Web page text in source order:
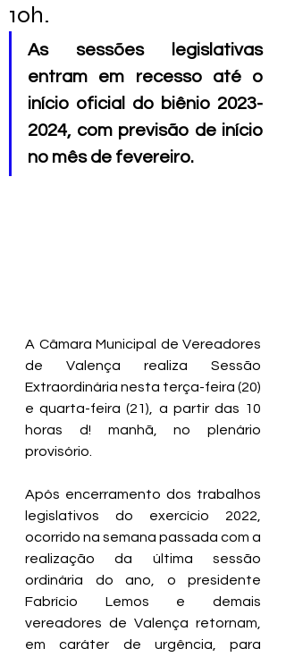
10h.
As sessões legislativas
entram em recesso até o
início oficial do biênio 2023-
2024, com previsão de início
no mês de fevereiro.
A Câmara Municipal de Vereadores
de Valença realiza Sessão
Extraordinária nesta terça-feira (20)
e quarta-feira (21), a partir das 10
horas d! manhã, no plenário
provisório.
Após encerramento dos trabalhos
legislativos do exercício 2022,
ocorrido na semana passada com a
realização da última sessão
ordinária do ano, o presidente
Fabrício Lemos e demais
vereadores de Valença retornam,
em caráter de urgência, para